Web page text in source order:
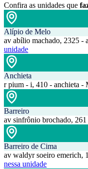
Confira as unidades que
Alípio de Melo
av abílio machado, 2325 -
unidade
Anchieta
r pium - i, 410 - anchieta -
Barreiro
av sinfrônio brochado,
Barreiro de Cima
av waldyr soeiro emerich,
nessa unidade